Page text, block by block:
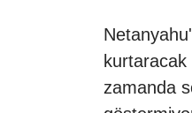
kurtaracak
zamanda